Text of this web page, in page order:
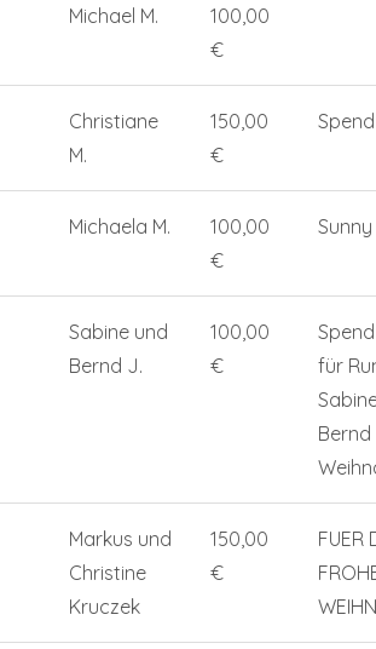
Michael M.
100,00
€
Christiane
M.
150,00
€
Michaela M.
100,00
€
Sunny
Sabine und
Bernd J.
100,00
€
für
Markus und
Christine
Kruczek
150,00
€
FUER